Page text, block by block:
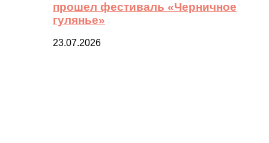
прошел фестиваль «Черничное
гулянье»
23.07.2026